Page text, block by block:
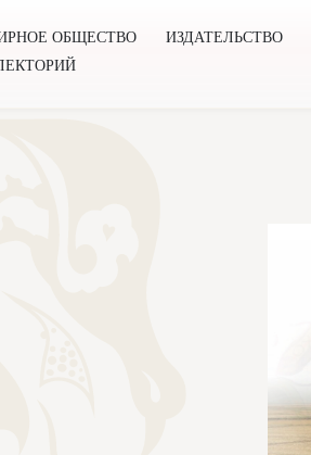
ОБЩЕСТВО ИЗДАТЕЛЬСТВО